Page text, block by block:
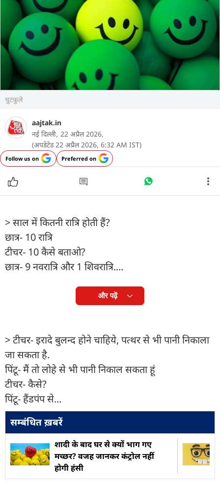
चुटकुले
aajtak.in
नई दिल्ली, 22 अप्रैल 2026,
(अपडेटेड 22 अप्रैल 2026, 6:32 AM IST)
Follow us on Preferred on
> साल में कितनी रात्रि होती हैं?
छात्र- 10 रात्रि
टीचर- 10 कैसे बताओ?
छात्र- 9 नवरात्रि और 1 शिवरात्रि....
और पढ़ें
> टीचर- इरादे बुलन्द होने चाहिये, पत्थर से भी पानी निकाला
जा सकता है.
पिंटू- मैं तो लोहे से भी पानी निकाल सकता हूं
टीचर- कैसे?
पिंटू- हैंडपंप से...
सम्बंधित ख़बरें
शादी के बाद घर से क्यों भाग गए
मच्छर? वजह जानकर कंट्रोल नहीं
होगी हंसी